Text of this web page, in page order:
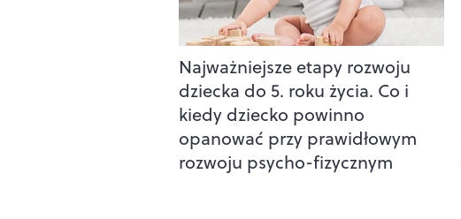
Najważniejsze etapy rozwoju
dziecka do 5. roku życia. Co i
kiedy dziecko powinno
opanować przy prawidłowym
rozwoju psycho-fizycznym